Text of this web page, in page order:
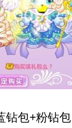
钻包+粉钻